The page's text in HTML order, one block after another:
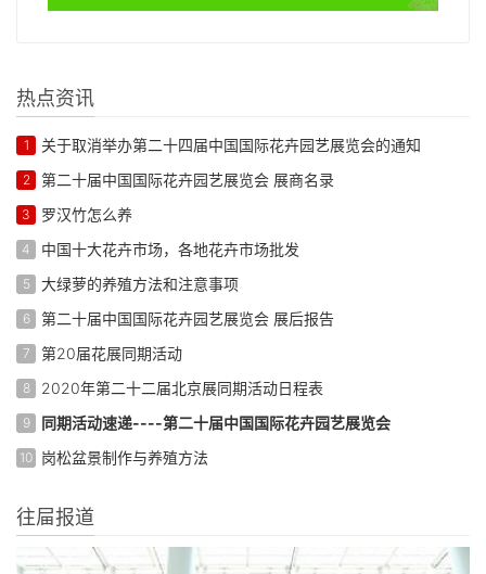
热点资讯
1 关于取消举办第二十四届中国国际花卉园艺展览会的通知
2 第二十届中国国际花卉园艺展览会 展商名录
3 罗汉竹怎么养
4 中国十大花卉市场，各地花卉市场批发
5 大绿萝的养殖方法和注意事项
6 第二十届中国国际花卉园艺展览会 展后报告
7 第20届花展同期活动
8 2020年第二十二届北京展同期活动日程表
9 同期活动速递----第二十届中国国际花卉园艺展览会
10 岗松盆景制作与养殖方法
往屇报道